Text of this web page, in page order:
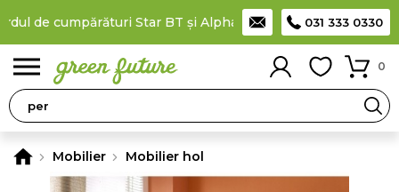
cumpărături Star BT și Alpha Bank Plătești în rateprin
031 333 0330
0
Mobilier Mobilier hol